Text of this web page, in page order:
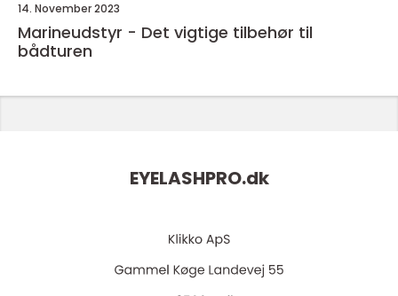
14. November 2023
Marineudstyr - Det vigtige tilbehør til
bådturen
EYELASHPRO.dk